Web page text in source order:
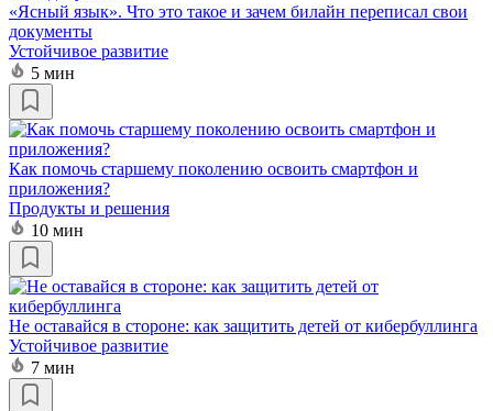
«Ясный язык». Что это такое и зачем билайн переписал свои
документы
Устойчивое развитие
5 мин
Как помочь старшему поколению освоить смартфон и
приложения?
Продукты и решения
10 мин
Не оставайся в стороне: как защитить детей от кибербуллинга
Устойчивое развитие
7 мин